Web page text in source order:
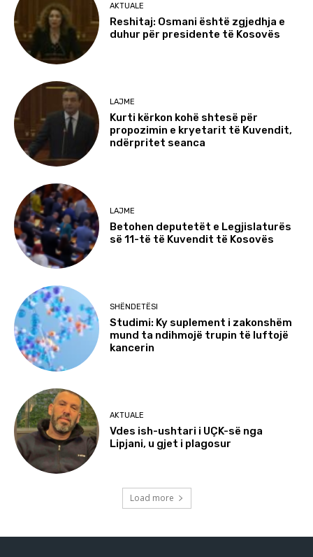
AKTUALE
Reshitaj: Osmani është zgjedhja e
duhur për presidente të Kosovës
LAJME
Kurti kërkon kohë shtesë për
propozimin e kryetarit të Kuvendit,
ndërpritet seanca
LAJME
Betohen deputetët e Legjislaturës
së 11-të të Kuvendit të Kosovës
SHËNDETËSI
Studimi: Ky suplement i zakonshëm
mund ta ndihmojë trupin të luftojë
kancerin
AKTUALE
Vdes ish-ushtari i UÇK-së nga
Lipjani, u gjet i plagosur
Load more